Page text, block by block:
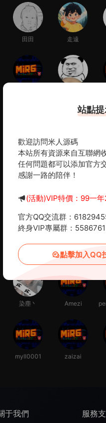
田田 走遠
828251 e22999
w962464 ranran
庑晷惑龍 故好
染塵丶 Amezi
myll0001 zaizai
于我們 服務
站點
歡迎訪問米人源碼
本站所有資源來自互聯網
任何問題都可以添加官方
感謝一路的陪伴！
(活動)VIP特價：99一
官方QQ交流群：
終身VIP專屬群：5586761
點擊加入QQ